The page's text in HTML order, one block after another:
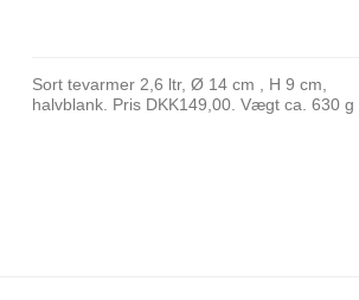
Sort tevarmer 2,6 ltr, Ø 14 cm , H 9 cm,
halvblank. Pris DKK149,00. Vægt ca. 630 g